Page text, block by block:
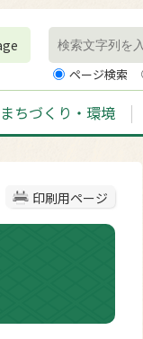
ページ検索
まちづくり・環境
印刷用ページ